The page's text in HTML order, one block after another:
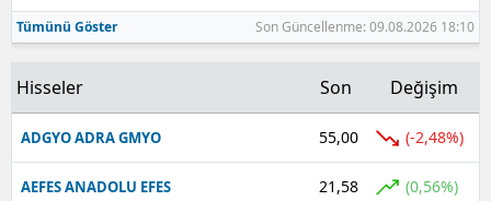
Tümünü Göster Son Güncellenme: 09.08.2026 18:10
Hisseler Son Değişim
ADGYO ADRA GMYO 55,00 (-2,48%)
AEFES ANADOLU EFES 21,58 (0,56%)